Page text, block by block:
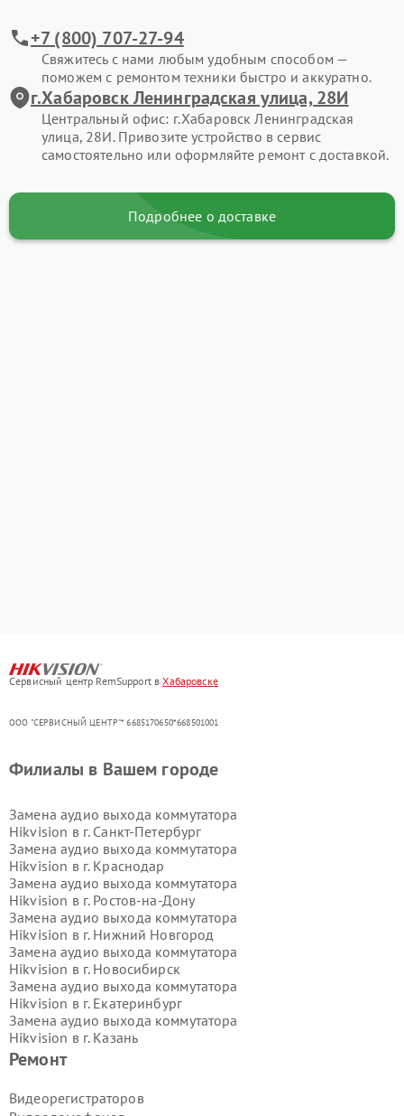
+7 (800) 707-27-94
Свяжитесь с нами любым удобным способом —
поможем с ремонтом техники быстро и аккуратно.
г.Хабаровск Ленинградская улица, 28И
Центральный офис: г.Хабаровск Ленинградская
улица, 28И. Привозите устройство в сервис
самостоятельно или оформляйте ремонт с доставкой.
Подробнее о доставке
Сервисный центр RemSupport вХабаровске
ООО "СЕРВИСНЫЙ ЦЕНТР"* 6685170650*668501001
Ремонт
Видеорегистраторов
Филиалы в Вашем городе
Замена аудио выхода коммутатора
Hikvision в г. Санкт-Петербург
Замена аудио выхода коммутатора
Hikvision в г. Краснодар
Замена аудио выхода коммутатора
Hikvision в г. Ростов-на-Дону
Замена аудио выхода коммутатора
Hikvision в г. Нижний Новгород
Замена аудио выхода коммутатора
Hikvision в г. Новосибирск
Замена аудио выхода коммутатора
Hikvision в г. Екатеринбург
Замена аудио выхода коммутатора
Hikvision в г. Казань
Замена аудио выхода коммутатора
Замена аудио выхода коммутатора
Hikvision в г.Волгоград